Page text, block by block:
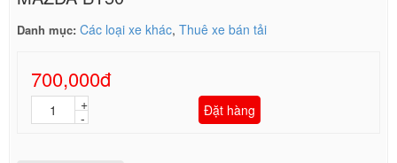
Danh mục: Các loại xe khác, Thuê xe bán tải
700,000đ
Đặt hàng